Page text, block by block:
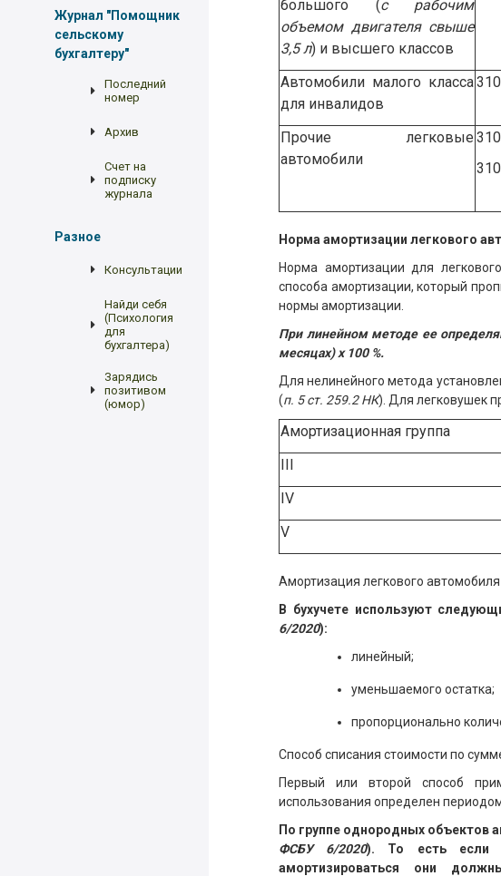
Журнал "Помощник
сельскому
бухгалтеру"
Последний
номер
Архив
Счет на
подписку
журнала
Разное
Консультации
Найди себя
(Психология
для
бухгалтера)
Зарядись
позитивом
(юмор)
большого (с рабочим
объемом двигателя свыше
3,5 л) и высшего классов
Автомобили малого класса
для инвалидов
Прочие легковые
автомобили
Норма амортизации легкового
Норма амортизации для
способа амортизации, который
нормы амортизации.
При линейном методе ее
месяцах) х 100 %.
Для нелинейного метода
(п. 5 ст. 259.2 НК). Для легковушек
Амортизационная группа
III
IV
V
Амортизация легкового автомобиля
В бухучете используют
6/2020):
линейный;
уменьшаемого остатка;
пропорционально
Способ списания стоимости по
Первый или второй способ
использования определен
По группе однородных объектов
ФСБУ 6/2020). То есть если
амортизироваться они